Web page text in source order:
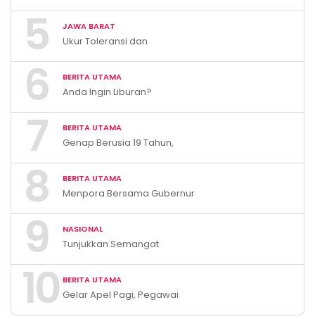
Ivan Rivky Kabira Berikan
Peryataan Sikap Terkait “XTC
5 JAWA BARAT
Ukur Toleransi dan
Luncurkan E-Survey Indeks
Harmoni Indonesia 2026
6 BERITA UTAMA
Anda Ingin Liburan?
Panas Cileungsing
Sumedang!
7 BERITA UTAMA
Genap Berusia 19 Tahun,
Catat Tren Positif Indikator
Makro Ekonomi
8 BERITA UTAMA
Menpora Bersama Gubernur
XVI Tahun 2023 Palembang
9 NASIONAL
Tunjukkan Semangat
Main Bulu Tangkis Bareng
Menteri Investasi Bahlil
10 BERITA UTAMA
Gelar Apel Pagi, Pegawai